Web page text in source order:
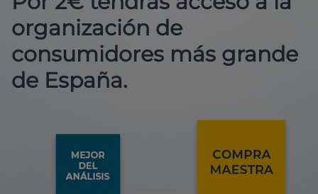
organización de
consumidores más grande
de España.